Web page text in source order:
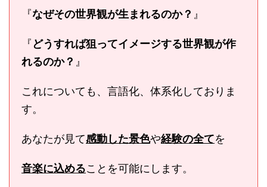
『なぜその世界観が生まれるのか？ 』
『どうすれば狙ってイメージする世界観が作
れるのか？ 』
これについても、言語化、体系化しておりま
す。
あなたが見て感動した景色や経験の全てを
音楽に込めることを可能にします。